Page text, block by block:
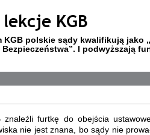
KGB
KGB polskie sądy kwalifikują jako
Bezpieczeństwa”. I podwyższają
znaleźli furtkę do obejścia
nie jest znana, bo sądy nie